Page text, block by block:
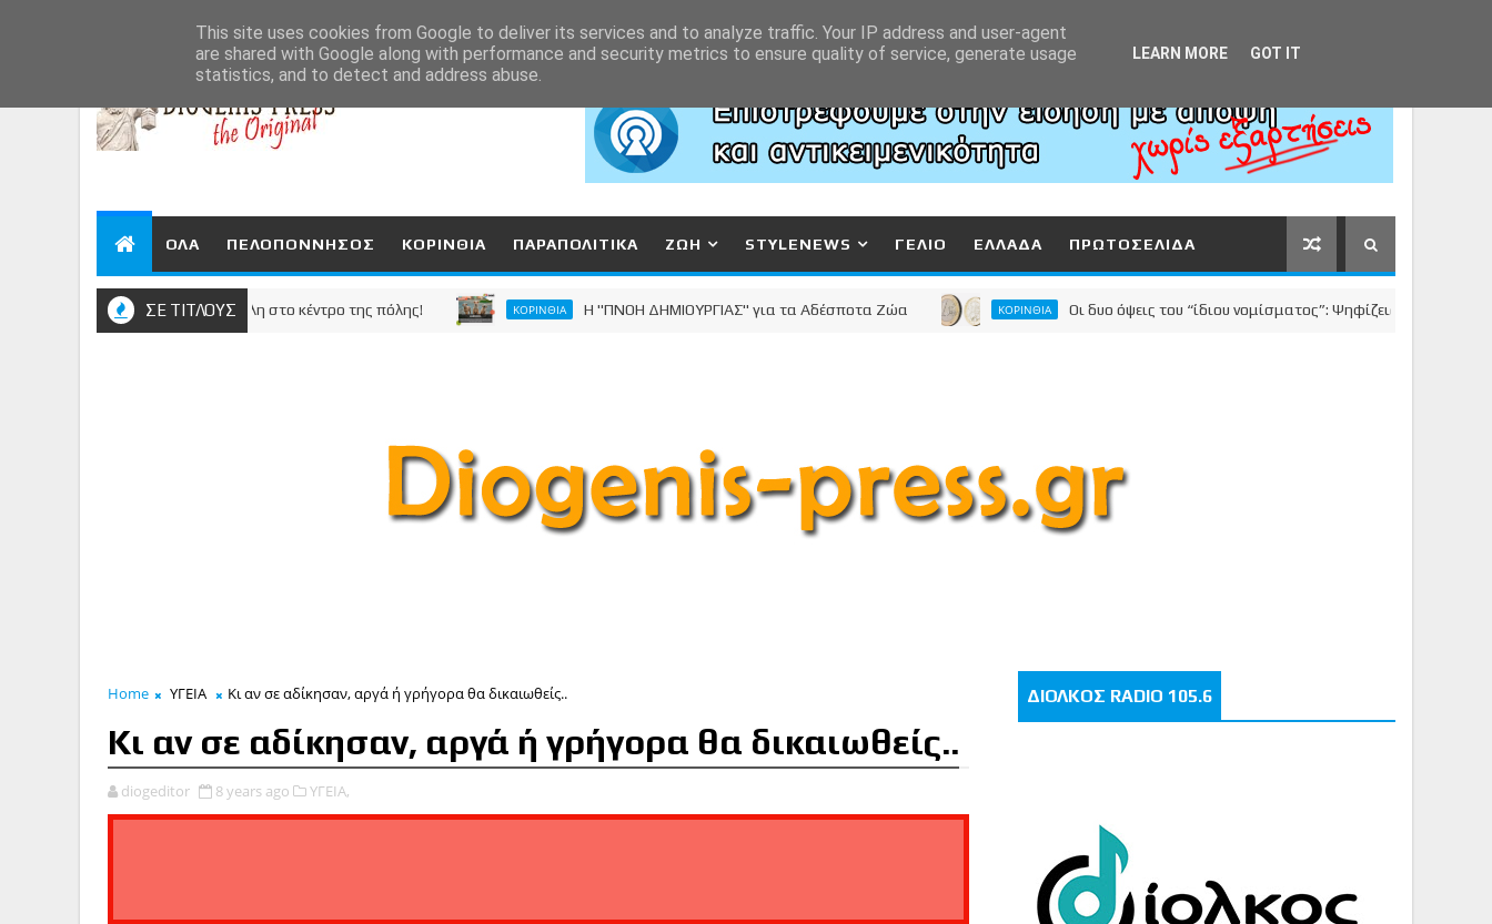
ΟΛΑ ΠΕΛΟΠΟΝΝΗΣΟΣ ΚΟΡΙΝΘΙΑ ΠΑΡΑΠΟΛΙΤΙΚΑ ΖΩΗ STYLENEWS ΓΕΛΙΟ ΕΛΛΑΔΑ ΠΡΩΤΟΣΕΛΙΔΑ
ΣΕ ΤΙΤΛΟΥΣ
του Νίκου Σταυρέλη στο κέντρο της πόλης! ΚΟΡΙΝΘΙΑ Η "ΠΝΟΗ ΔΗΜΙΟΥΡΓΙΑΣ" για τα Αδέσποτα Ζώα ΚΟΡΙΝΘΙΑ Οι δυο όψεις του “ίδιου νομίσματος”: Ψηφίζεις Νανόπουλο και
Home ΥΓΕΙΑ Κι αν σε αδίκησαν, αργά ή γρήγορα θα δικαιωθείς..
Κι αν σε αδίκησαν, αργά ή γρήγορα θα δικαιωθείς..
diogeditor 8 years ago ΥΓΕΙΑ,
ΔΙΟΛΚΟΣ RADIO 105.6
This site uses cookies from Google to deliver its services and to analyze traffic. Your IP address and user-agent
are shared with Google along with performance and security metrics to ensure quality of service, generate usage
statistics, and to detect and address abuse.
LEARN MORE GOT IT